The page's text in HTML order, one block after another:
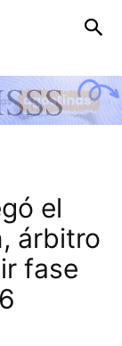
el
árbitro
fase